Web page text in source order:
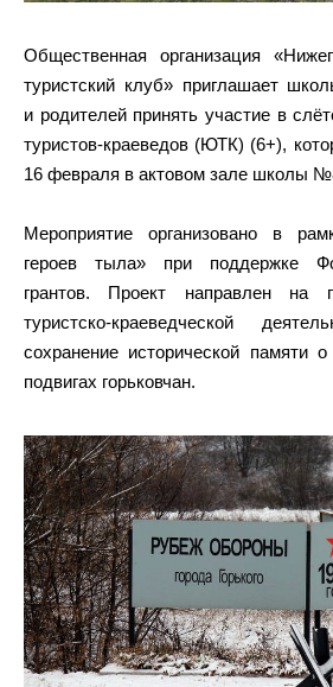
Общественная организация
туристский клуб» приглашает
и родителей принять участие в
туристов-краеведов (ЮТК) (6+),
16 февраля в актовом зале школы
Мероприятие организовано в
героев тыла» при поддержке
грантов. Проект направлен на
туристско-краеведческой
сохранение исторической памяти
подвигах горьковчан.